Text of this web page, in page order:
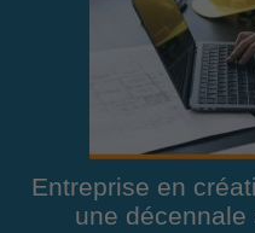
Entreprise en
une